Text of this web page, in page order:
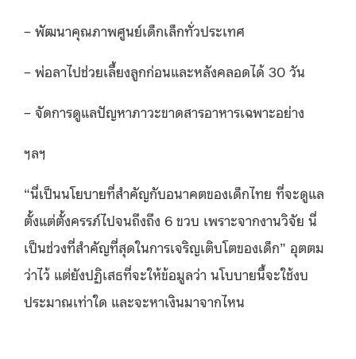
– พัฒนาคุณภาพศูนย์เด็กเล็กทั่วประเทศ
– พ่อลาไปช่วยเลี้ยงลูกก่อนและหลังคลอดได้ 30 วัน
– จัดการดูแลปัญหาภาวะขาดสารอาหารเฉพาะอย่าง
ฯลฯ
“นี่เป็นนโยบายที่สำคัญกับอนาคตของเด็กไทย ที่จะดูแล
ตั้งแต่ตั้งครรภ์ไปจนถึงถึง 6 ขวบ เพราะจากงานวิจัย นี่
เป็นช่วงที่สำคัญที่สุดในการเจริญเติบโตของเด็ก” อุตตม
ว่าไว้ แต่ยังปฏิเสธที่จะให้ข้อมูลว่า นโบบายนี้จะใช้งบ
ประมาณเท่าใด และจะหาเงินมาจากไหน